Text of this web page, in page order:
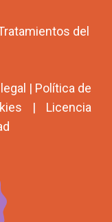
del
| Política de
| Licencia